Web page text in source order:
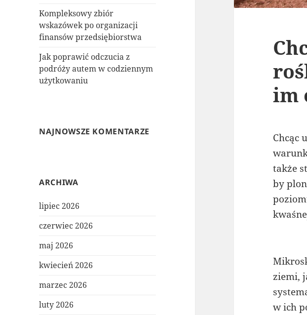
Kompleksowy zbiór
wskazówek po organizacji
finansów przedsiębiorstwa
Jak poprawić odczucia z
podróży autem w codziennym
użytkowaniu
NAJNOWSZE KOMENTARZE
ARCHIWA
lipiec 2026
czerwiec 2026
maj 2026
kwiecień 2026
marzec 2026
luty 2026
im
Chcąc
także
by
ziemi,
w ich